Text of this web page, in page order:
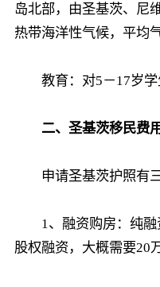
岛北部，由圣基茨、尼
热带海洋性气候，平均
教育：对5－17岁学
二、圣基茨移民费用
申请圣基茨护照有
1、融资购房：纯融
股权融资，大概需要20